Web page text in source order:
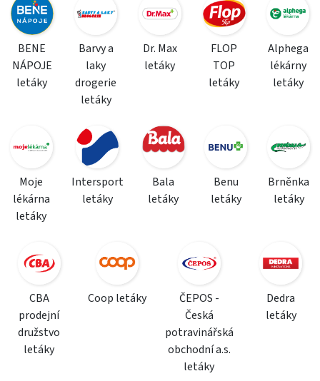
BENE
NÁPOJE
letáky
Barvy a
laky
drogerie
letáky
Dr. Max
letáky
FLOP
TOP
letáky
Alphega
lékárny
letáky
Moje
lékárna
letáky
Intersport
letáky
Bala
letáky
Benu
letáky
Brněnka
letáky
CBA
prodejní
družstvo
letáky
Coop letáky
ČEPOS -
Česká
potravinářská
obchodní a.s.
letáky
Dedra
letáky